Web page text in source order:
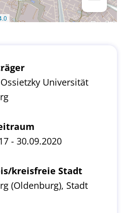
Universität
- 30.09.2020
kreisfreie Stadt
(Oldenburg), Stadt